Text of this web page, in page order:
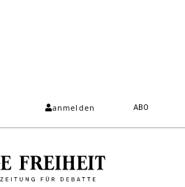
anmelden ABO